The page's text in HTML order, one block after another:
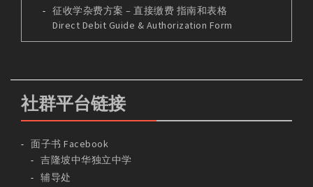
征收学杂费方案 – 直接缴费 指南和表格
Direct Debit Guide & Authorization Form
社群平台链接
面子书 Facebook
吉隆坡中华独立中学
辅导处